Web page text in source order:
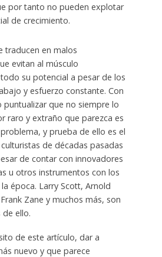
por tanto no pueden explotar
de crecimiento.
traducen en malos
evitan al músculo
su potencial a pesar de los
y esfuerzo constante. Con
puntualizar que no siempre lo
raro y extraño que parezca es
y prueba de ello es el
de décadas pasadas
de contar con innovadores
u otros instrumentos con los
época. Larry Scott, Arnold
Zane y muchos más, son
ello.
de este artículo, dar a
nuevo y que parece